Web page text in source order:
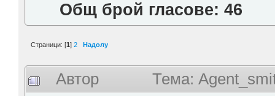
Общ брой гласове: 46
Страници: [1] 2 Надолу
Автор Тема: